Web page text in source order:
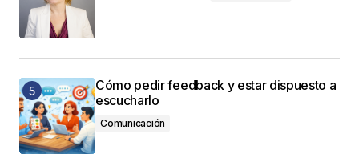
Cómo pedir feedback y estar dispuesto a
escucharlo
Comunicación